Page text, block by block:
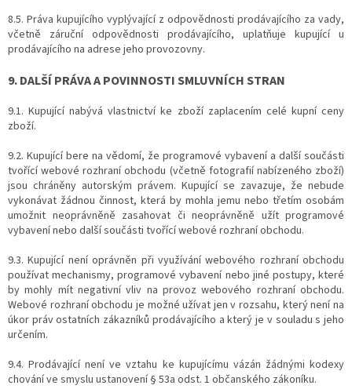
8.5. Práva kupujícího vyplývající z odpovědnosti prodávajícího za vady,
včetně záruční odpovědnosti prodávajícího, uplatňuje kupující u
prodávajícího na adrese jeho provozovny.
9. DALŠÍ PRÁVA A POVINNOSTI SMLUVNÍCH STRAN
9.1. Kupující nabývá vlastnictví ke zboží zaplacením celé kupní ceny
zboží.
9.2. Kupující bere na vědomí, že programové vybavení a další součásti
tvořící webové rozhraní obchodu (včetně fotografií nabízeného zboží)
jsou chráněny autorským právem. Kupující se zavazuje, že nebude
vykonávat žádnou činnost, která by mohla jemu nebo třetím osobám
umožnit neoprávněně zasahovat či neoprávněně užít programové
vybavení nebo další součásti tvořící webové rozhraní obchodu.
9.3. Kupující není oprávněn při využívání webového rozhraní obchodu
používat mechanismy, programové vybavení nebo jiné postupy, které
by mohly mít negativní vliv na provoz webového rozhraní obchodu.
Webové rozhraní obchodu je možné užívat jen v rozsahu, který není na
úkor práv ostatních zákazníků prodávajícího a který je v souladu s jeho
určením.
9.4. Prodávající není ve vztahu ke kupujícímu vázán žádnými kodexy
chování ve smyslu ustanovení § 53a odst. 1 občanského zákoníku.